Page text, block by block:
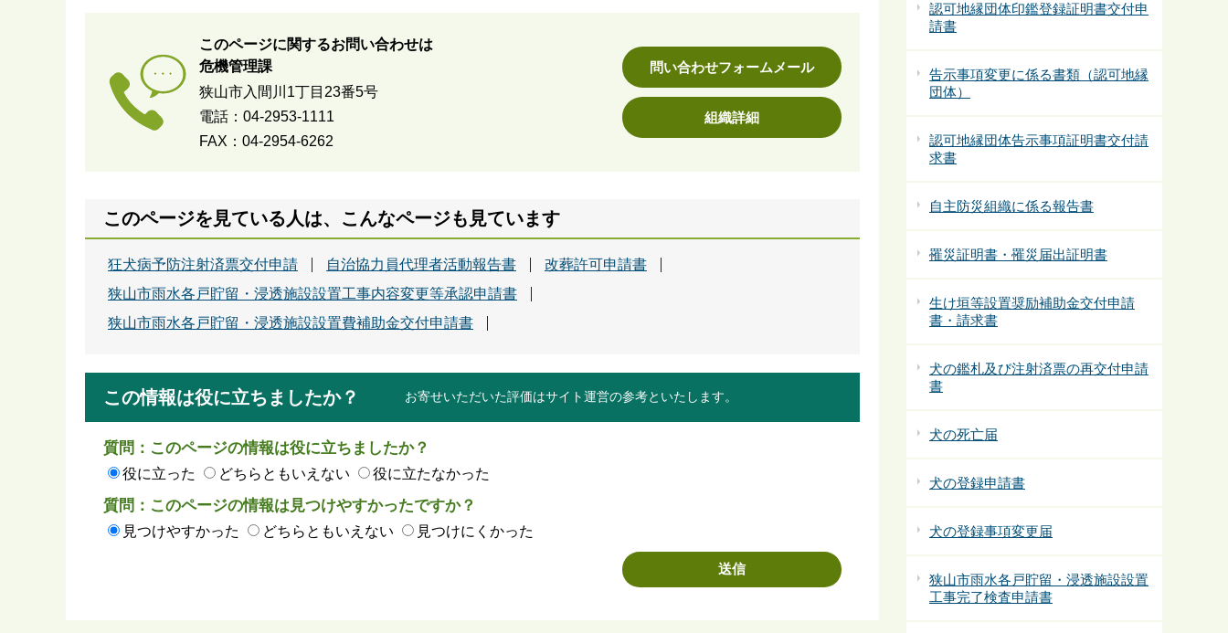
このページに関するお問い合わせは
危機管理課
狭山市入間川1丁目23番5号
電話：04-2953-1111
FAX：04-2954-6262
問い合わせフォームメール
組織詳細
このページを見ている人は、こんなページも見ています
狂犬病予防注射済票交付申請 自治協力員代理者活動報告書
改葬許可申請書
狭山市雨水各戸貯留・浸透施設設置工事内容変更等承認申請書
狭山市雨水各戸貯留・浸透施設設置費補助金交付申請書
この情報は役に立ちましたか？ お寄せいただいた評価はサイト運営の参考といたします。
質問：このページの情報は役に立ちましたか？
役に立った どちらともいえない 役に立たなかった
質問：このページの情報は見つけやすかったですか？
見つけやすかった どちらともいえない 見つけにくかった
認可地縁団体印鑑登録証明書交付申
請書
告示事項変更に係る書類（認可地縁
団体）
認可地縁団体告示事項証明書交付請
求書
自主防災組織に係る報告書
罹災証明書・罹災届出証明書
生け垣等設置奨励補助金交付申請
書・請求書
犬の鑑札及び注射済票の再交付申請
書
犬の死亡届
犬の登録申請書
犬の登録事項変更届
狭山市雨水各戸貯留・浸透施設設置
工事完了検査申請書